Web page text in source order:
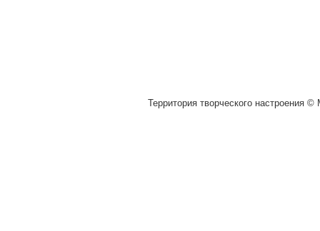
Территория творческого настроения